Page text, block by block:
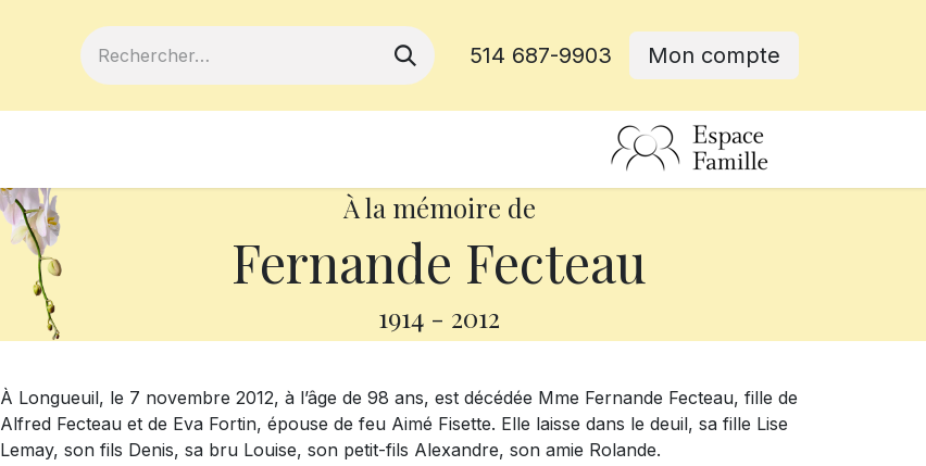
514 687-9903 Mon compte
À la mémoire de
Fernande Fecteau
1914 - 2012
À Longueuil, le 7 novembre 2012, à l’âge de 98 ans, est décédée Mme Fernande Fecteau, fille de
Alfred Fecteau et de Eva Fortin, épouse de feu Aimé Fisette. Elle laisse dans le deuil, sa fille Lise
Lemay, son fils Denis, sa bru Louise, son petit-fils Alexandre, son amie Rolande.